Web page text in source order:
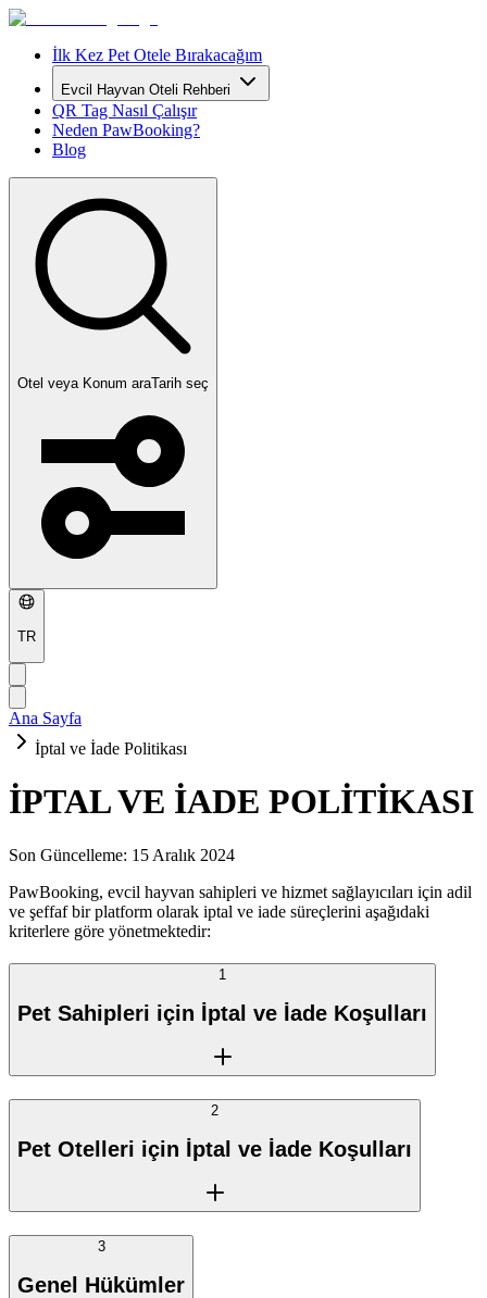
İlk Kez Pet Otele Bırakacağım
Evcil Hayvan Oteli Rehberi
QR Tag Nasıl Çalışır
Neden PawBooking?
Blog
Otel veya Konum araTarih seç
TR
Ana Sayfa
İptal ve İade Politikası
İPTAL VE İADE POLİTİKASI
Son Güncelleme: 15 Aralık 2024
PawBooking, evcil hayvan sahipleri ve hizmet sağlayıcıları için adil
ve şeffaf bir platform olarak iptal ve iade süreçlerini aşağıdaki
kriterlere göre yönetmektedir:
1
Pet Sahipleri için İptal ve İade Koşulları
2
Pet Otelleri için İptal ve İade Koşulları
3
Genel Hükümler